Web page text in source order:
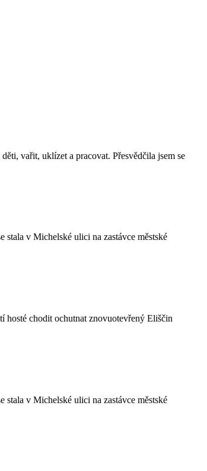
vařit, uklízet a pracovat. Přesvědčila jsem se
stala v Michelské ulici na zastávce městské
hosté chodit ochutnat znovuotevřený Eliščin
stala v Michelské ulici na zastávce městské